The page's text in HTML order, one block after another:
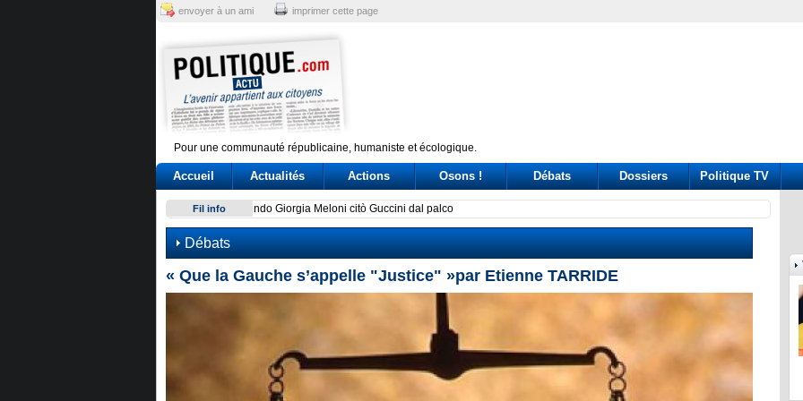
envoyer à un ami imprimer cette page
Pour une communauté républicaine, humaniste et écologique.
Accueil Actualités Actions Osons ! Débats Dossiers Politique TV
Fil info Legado de Fidel Castro se agiganta, afirman en Uruguay
Débats
« Que la Gauche s’appelle "Justice" »par Etienne TARRIDE